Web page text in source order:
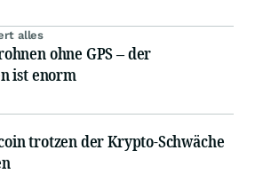
alles
ohne GPS – der
ist enorm
trotzen der Krypto-Schwäche